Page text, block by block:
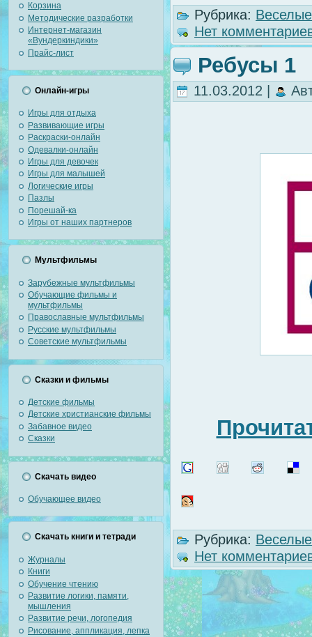
Корзина
Методические разработки
Интернет-магазин
«Вундеркиндики»
Прайс-лист
Онлайн-игры
Игры для отдыха
Развивающие игры
Раскраски-онлайн
Одевалки-онлайн
Игры для девочек
Игры для малышей
Логические игры
Пазлы
Порешай-ка
Игры от наших партнеров
Мультфильмы
Зарубежные мультфильмы
Обучающие фильмы и
мультфильмы
Православные мультфильмы
Русские мультфильмы
Советские мультфильмы
Сказки и фильмы
Детские фильмы
Детские христианские фильмы
Забавное видео
Сказки
Скачать видео
Обучающее видео
Скачать книги и тетради
Журналы
Книги
Обучение чтению
Развитие логики, памяти,
мышления
Развитие речи, логопедия
Рисование, аппликация, лепка
Рубрика:
Нет
Ребусы 1
11.03.2012 |
Рубрика:
Нет